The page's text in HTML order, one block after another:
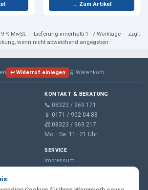
→ Zum Artikel
% MwSt.
· Lieferung innerhalb 1–7 Werktage · zzgl.
wenn nicht abweichend angegeben
↩ Widerruf einlegen 🛒 Warenkorb
KONTAKT & BERATUNG
📞 08323 / 969 171
📱 0171 / 902 04 88
📠 08323 / 969 217
Mo.–Sa. 11–21 Uhr
SERVICE
Impressum
Widerrufsrecht